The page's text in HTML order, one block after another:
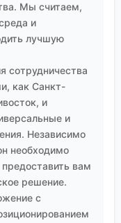
Мы считаем,
и
лучшую
сотрудничества
как Санкт-
и
и
Независимо
необходимо
вам
решение.
с